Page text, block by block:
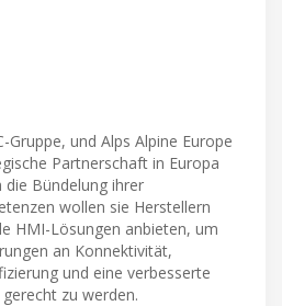
Gruppe, und Alps Alpine Europe
Partnerschaft in Europa
die Bündelung ihrer
wollen sie Herstellern
HMI-Lösungen anbieten, um
an Konnektivität,
und eine verbesserte
zu werden.